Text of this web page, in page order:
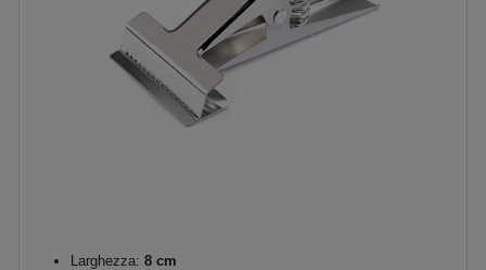
Larghezza: 8 cm